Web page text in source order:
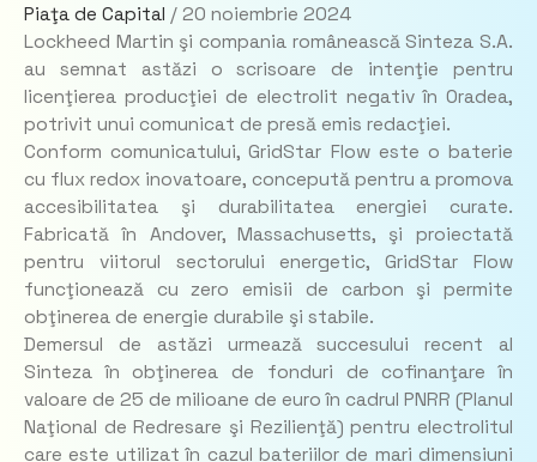
Piaţa de Capital / 20 noiembrie 2024
Lockheed Martin şi compania românească Sinteza S.A.
au semnat astăzi o scrisoare de intenţie pentru
licenţierea producţiei de electrolit negativ în Oradea,
potrivit unui comunicat de presă emis redacţiei.
Conform comunicatului, GridStar Flow este o baterie
cu flux redox inovatoare, concepută pentru a promova
accesibilitatea şi durabilitatea energiei curate.
Fabricată în Andover, Massachusetts, şi proiectată
pentru viitorul sectorului energetic, GridStar Flow
funcţionează cu zero emisii de carbon şi permite
obţinerea de energie durabile şi stabile.
Demersul de astăzi urmează succesului recent al
Sinteza în obţinerea de fonduri de cofinanţare în
valoare de 25 de milioane de euro în cadrul PNRR (Planul
Naţional de Redresare şi Rezilienţă) pentru electrolitul
care este utilizat în cazul bateriilor de mari dimensiuni